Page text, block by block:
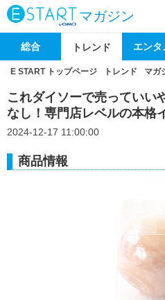
マガジン
総合 トレンド エンタ
E START トップページ トレンド マガ
これダイソーで売っていい
なし！専門店レベルの本格
2024-12-17 11:00:00
商品情報